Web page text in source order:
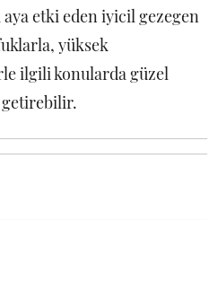
etki eden iyicil gezegen
yüksek
ilgili konularda güzel